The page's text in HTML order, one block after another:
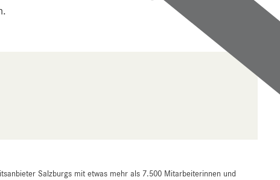
Salzburgs mit etwas mehr als 7.500 Mitarbeiterinnen und